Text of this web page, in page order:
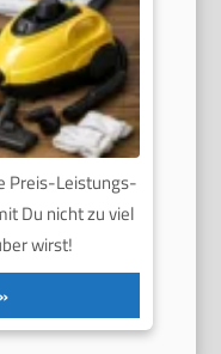
Preis-Leistungs-
Du nicht zu viel
wirst!